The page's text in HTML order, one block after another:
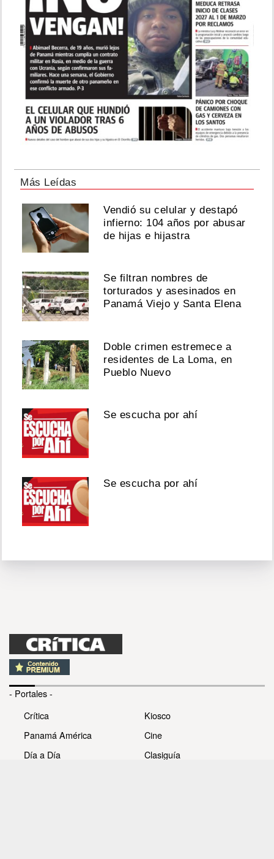
Más Leídas
Vendió su celular y destapó
infierno: 104 años por abusar
de hijas e hijastra
Se filtran nombres de
torturados y asesinados en
Panamá Viejo y Santa Elena
Doble crimen estremece a
residentes de La Loma, en
Pueblo Nuevo
Se escucha por ahí
Se escucha por ahí
- Portales -
Crítica
Panamá América
Día a Día
Kiosco
Cine
Clasiguía